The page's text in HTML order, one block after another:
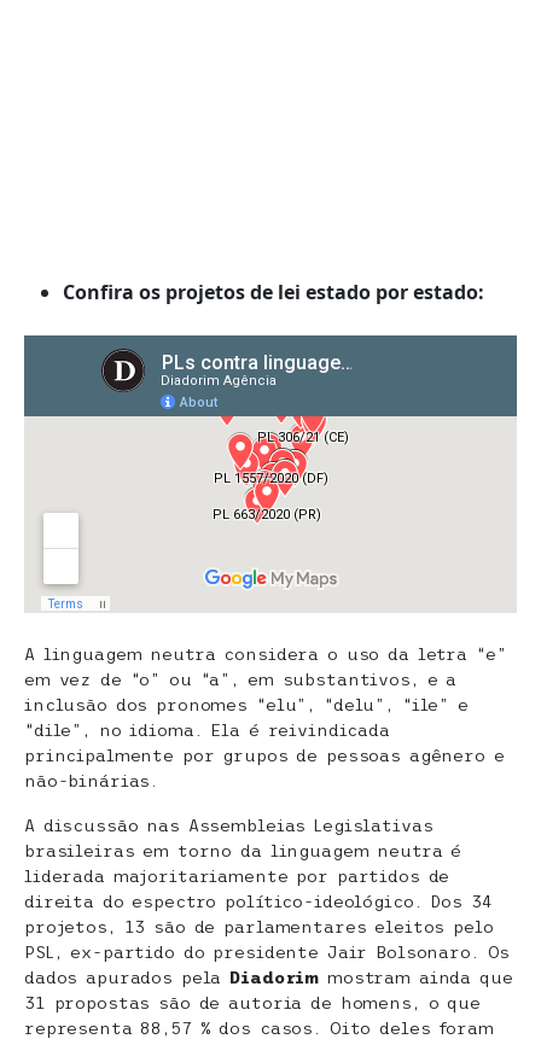
Confira os projetos de lei estado por estado:
A linguagem neutra considera o uso da letra “e”
em vez de “o” ou “a”, em substantivos, e a
inclusão dos pronomes “elu”, “delu”, “ile” e
“dile”, no idioma. Ela é reivindicada
principalmente por grupos de pessoas agênero e
não-binárias.
A discussão nas Assembleias Legislativas
brasileiras em torno da linguagem neutra é
liderada majoritariamente por partidos de
direita do espectro político-ideológico. Dos 34
projetos, 13 são de parlamentares eleitos pelo
PSL, ex-partido do presidente Jair Bolsonaro. Os
dados apurados pela Diadorim mostram ainda que
31 propostas são de autoria de homens, o que
representa 88,57 % dos casos. Oito deles foram